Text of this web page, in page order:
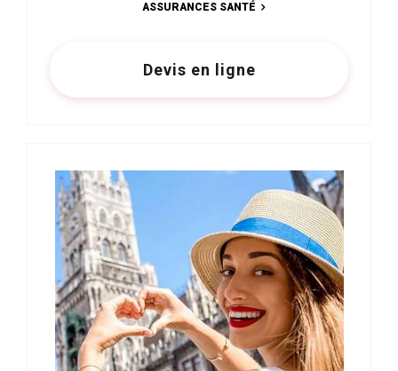
ASSURANCES SANTÉ
Devis en ligne